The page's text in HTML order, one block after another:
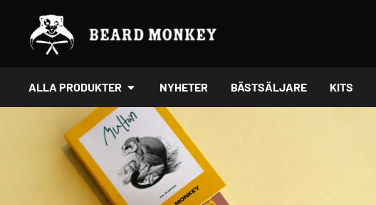
innehåll
ALLA PRODUKTER ÖPPNA ALLA PRODUKTER
NYHETER BÄSTSÄLJARE KITS